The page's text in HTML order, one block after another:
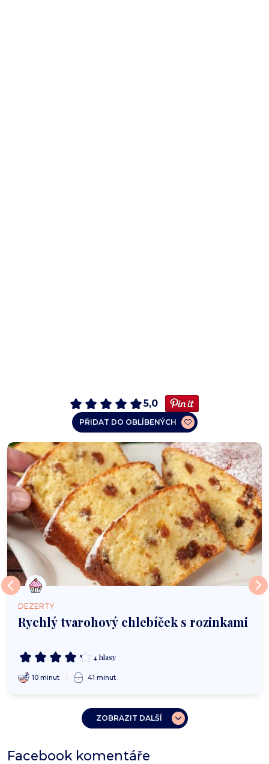
5,0
PŘIDAT DO OBLÍBENÝCH
DEZERTY
Rychlý tvarohový chlebíček s rozinkami
4 hlasy
10 minut 41 minut
ZOBRAZIT DALŠÍ
Facebook komentáře